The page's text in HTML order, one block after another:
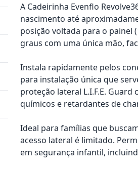
A Cadeirinha Evenflo
nascimento até
posição voltada para o painel
graus com uma única mão,
Instala rapidamente pelos
para instalação única que
proteção lateral L.I.F.E.
químicos e retardantes de
Ideal para famílias que
acesso lateral é limitado.
em segurança infantil,